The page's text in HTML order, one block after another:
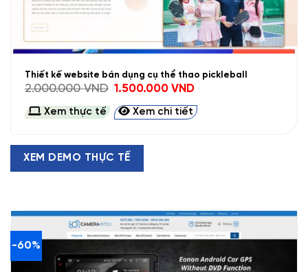
Thiết kế website bán dụng cụ thể thao pickleball
2.000.000VND Giá
là:
2.000.000 VND.
1.500.000VNDGiá
tại
là:
Xem thực tế Xem chi tiết
XEM DEMO THỰC TẾ
-60%